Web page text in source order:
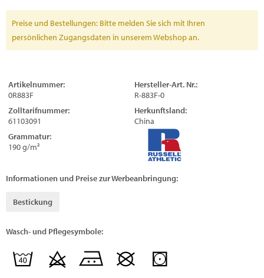
Preise und Bestellungen: Bitte melden Sie sich mit Ihren
persönlichen Zugangsdaten in unserem Webshop an.
Artikelnummer:
0R883F
Hersteller-Art. Nr.:
R-883F-0
Zolltarifnummer:
61103091
Herkunftsland:
China
Grammatur:
190 g/m²
Informationen und Preise zur Werbeanbringung:
Bestickung
Wasch- und Pflegesymbole: